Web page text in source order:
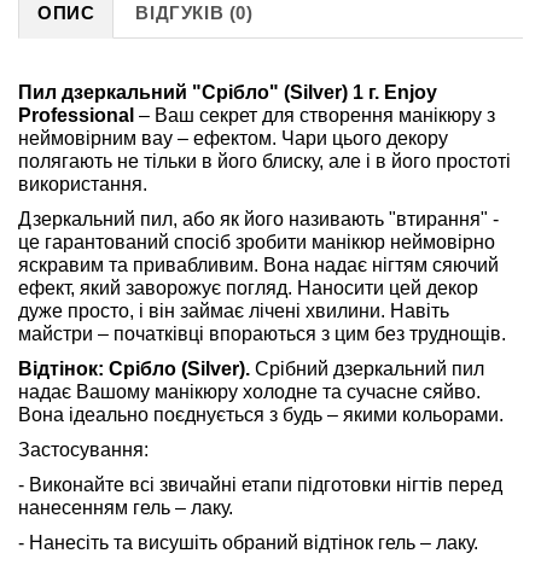
ОПИС ВІДГУКІВ (0)
Пил дзеркальний "Срібло" (Silver) 1 г. Enjoy
Professional – Ваш секрет для створення манікюру з
неймовірним вау – ефектом. Чари цього декору
полягають не тільки в його блиску, але і в його простоті
використання.
Дзеркальний пил, або як його називають "втирання" -
це гарантований спосіб зробити манікюр неймовірно
яскравим та привабливим. Вона надає нігтям сяючий
ефект, який заворожує погляд. Наносити цей декор
дуже просто, і він займає лічені хвилини. Навіть
майстри – початківці впораються з цим без труднощів.
Відтінок: Срібло (Silver). Срібний дзеркальний пил
надає Вашому манікюру холодне та сучасне сяйво.
Вона ідеально поєднується з будь – якими кольорами.
Застосування:
- Виконайте всі звичайні етапи підготовки нігтів перед
нанесенням гель – лаку.
- Нанесіть та висушіть обраний відтінок гель – лаку.